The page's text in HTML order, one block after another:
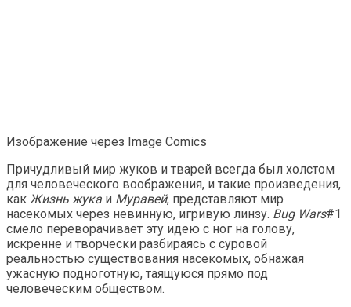
Изображение через Image Comics
Причудливый мир жуков и тварей всегда был холстом
для человеческого воображения, и такие произведения,
как Жизнь жука и Муравей, представляют мир
насекомых через невинную, игривую линзу. Bug Wars#1
смело переворачивает эту идею с ног на голову,
искренне и творчески разбираясь с суровой
реальностью существования насекомых, обнажая
ужасную подноготную, таящуюся прямо под
человеческим обществом.